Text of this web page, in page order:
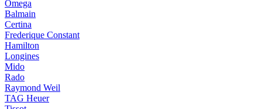
Omega
Balmain
Certina
Frederique Constant
Hamilton
Longines
Mido
Rado
Raymond Weil
TAG Heuer